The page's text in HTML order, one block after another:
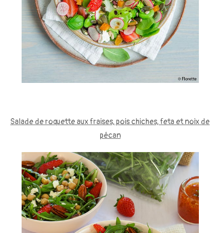
Salade de roquette aux fraises, pois chiches, feta et noix de
pécan